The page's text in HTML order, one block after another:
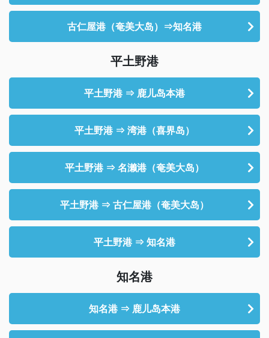
古仁屋港（奄美大岛）⇒知名港
平土野港
平土野港 ⇒ 鹿儿岛本港
平土野港 ⇒ 湾港（喜界岛）
平土野港 ⇒ 名濑港（奄美大岛）
平土野港 ⇒ 古仁屋港（奄美大岛）
平土野港 ⇒ 知名港
知名港
知名港 ⇒ 鹿儿岛本港